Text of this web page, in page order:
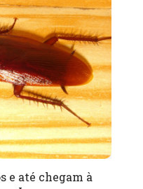
e até chegam à